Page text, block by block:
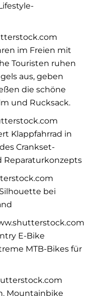
im Freien mit
Touristen ruhen
aus, geben
die schöne
und Rucksack.
Klappfahrrad in
Crankset-
Reparaturkonzepts
bei
E-Bike
MTB-Bikes für
Mountainbike